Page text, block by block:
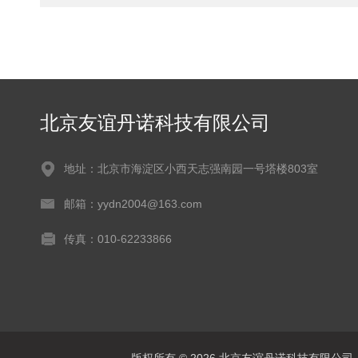
北京友谊丹诺科技有限公司
地址：北京市海淀区小西天志强南园一号塔楼803室
邮箱：yydn2004@163.com
传真：010-62233866